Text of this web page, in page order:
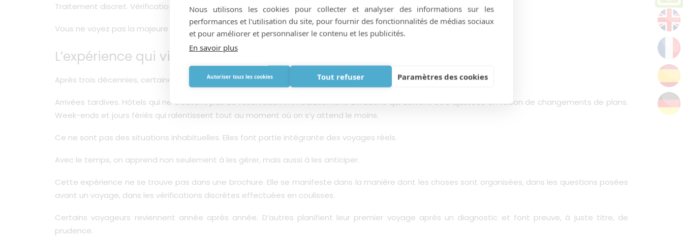
Traitement discret. Vérifications appropriées. Confirmation préalable.
Vous ne voyez pas la majeure partie de ce travail. C’est exactement comme ça que ça devrait être.
L’expérience qui vient de la pratique répétée
Après trois décennies, certaines situations deviennent familières.
Arrivées tardives. Hôtels qui ne trouvent pas de réservation immédiatement. Livraisons qui doivent être ajustées en raison de changements de plans.
Week-ends et jours fériés qui ralentissent tout au moment où on s’y attend le moins.
Ce ne sont pas des situations inhabituelles. Elles font partie intégrante des voyages réels.
Avec le temps, on apprend non seulement à les gérer, mais aussi à les anticiper.
Cette expérience ne se trouve pas dans une brochure. Elle se manifeste dans la manière dont les choses sont organisées, dans les questions posées
avant un voyage, dans les vérifications discrètes effectuées en coulisses.
Certains voyageurs reviennent année après année. D’autres planifient leur premier voyage après un diagnostic et font preuve, à juste titre, de
prudence.
Nous utilisons les cookies pour collecter et analyser des informations sur les
performances et l'utilisation du site, pour fournir des fonctionnalités de médias sociaux
et pour améliorer et personnaliser le contenu et les publicités.
En savoir plus
Autoriser tous les cookies Tout refuser Paramètres des cookies